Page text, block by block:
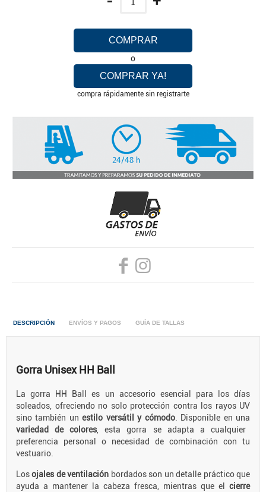
COMPRAR
o
COMPRAR YA!
compra rápidamente sin registrarte
DESCRIPCIÓN ENVÍOS Y PAGOS GUÍA DE TALLAS
Gorra Unisex HH Ball
La gorra HH Ball es un accesorio esencial para los días
soleados, ofreciendo no solo protección contra los rayos UV
sino también unestilo versátil y cómodo. Disponible en una
variedad de colores , esta gorra se adapta a cualquier
preferencia personal o necesidad de combinación con tu
vestuario.
Losojales de ventilación bordados son un detalle práctico que
ayuda a mantener la cabeza fresca, mientras que el cierre